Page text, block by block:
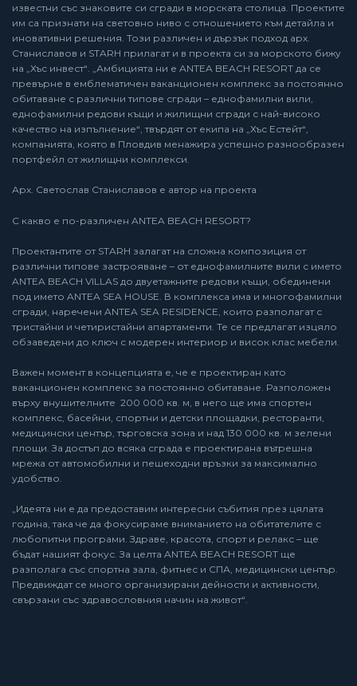
известни със знаковите си сгради в морската столица. Проектите
им са признати на световно ниво с отношението към детайла и
иновативни решения. Този различен и дързък подход арх.
Станиславов и STARH прилагат и в проекта си за морското бижу
на „Хъс инвест“. „Амбицията ни е ANTEA BEACH RESORT да се
превърне в емблематичен ваканционен комплекс за постоянно
обитаване с различни типове сгради – еднофамилни вили,
еднофамилни редови къщи и жилищни сгради с най-високо
качество на изпълнение“, твърдят от екипа на „Хъс Естейт“,
компанията, която в Пловдив менажира успешно разнообразен
портфейл от жилищни комплекси.
Арх. Светослав Станиславов е автор на проекта
С какво е по-различен ANTEA BEACH RESORT?
Проектантите от STARH залагат на сложна композиция от
различни типове застрояване – от еднофамилните вили с името
ANTEA BEACH VILLAS до двуетажните редови къщи, обединени
под името ANTEA SEA HOUSE. В комплекса има и многофамилни
сгради, наречени ANTEA SEA RESIDENCE, които разполагат с
тристайни и четиристайни апартаменти. Те се предлагат изцяло
обзаведени до ключ с модерен интериор и висок клас мебели.
Важен момент в концепцията е, че е проектиран като
ваканционен комплекс за постоянно обитаване. Разположен
върху внушителните 200 000 кв. м, в него ще има спортен
комплекс, басейни, спортни и детски площадки, ресторанти,
медицински център, търговска зона и над 130 000 кв. м зелени
площи. За достъп до всяка сграда е проектирана вътрешна
мрежа от автомобилни и пешеходни връзки за максимално
удобство.
„Идеята ни е да предоставим интересни събития през цялата
година, така че да фокусираме вниманието на обитателите с
любопитни програми. Здраве, красота, спорт и релакс – ще
бъдат нашият фокус. За целта ANTEA BEACH RESORT ще
разполага със спортна зала, фитнес и СПА, медицински център.
Предвиждат се много организирани дейности и активности,
свързани със здравословния начин на живот“.